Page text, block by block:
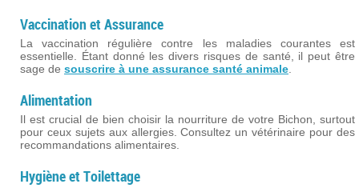
Vaccination et Assurance
La vaccination régulière contre les maladies courantes est
essentielle. Étant donné les divers risques de santé, il peut être
sage de souscrire à une assurance santé animale
Alimentation
Il est crucial de bien choisir la nourriture de votre Bichon, surtout
pour ceux sujets aux allergies. Consultez un vétérinaire pour des
recommandations alimentaires.
Hygiène et Toilettage